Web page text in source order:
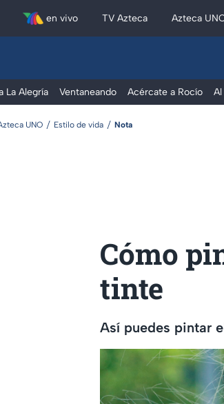
en vivo TV Azteca Azteca
La Alegría Ventaneando Acércate a Rocío
UNO Estilo de vida Nota
Cómo
tinte
Así puedes pintar